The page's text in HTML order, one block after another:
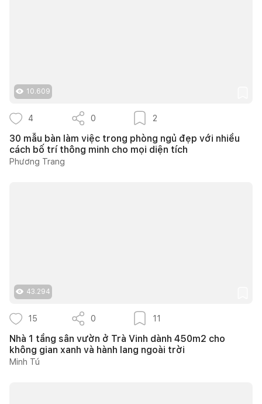
10.609
4 0 2
30 mẫu bàn làm việc trong phòng ngủ đẹp với nhiều
cách bố trí thông minh cho mọi diện tích
Phương Trang
43.294
15 0 11
Nhà 1 tầng sân vườn ở Trà Vinh dành 450m2 cho
không gian xanh và hành lang ngoài trời
Minh Tú